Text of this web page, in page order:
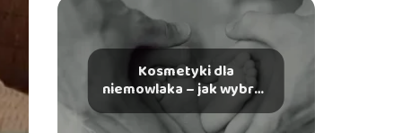
Kosmetyki dla
niemowlaka – jak wybrać
odpowiednie?